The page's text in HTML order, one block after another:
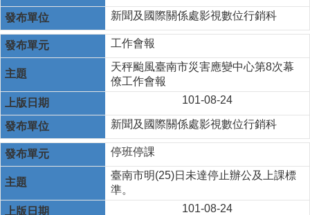
新聞及國際關係處影視數位行銷科
工作會報
天秤颱風臺南市災害應變中心第8次幕
僚工作會報
101-08-24
新聞及國際關係處影視數位行銷科
停班停課
臺南市明(25)日未達停止辦公及上課標
準。
101-08-24